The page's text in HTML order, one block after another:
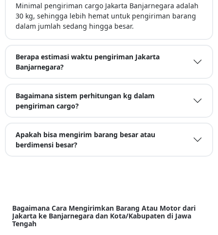
Minimal pengiriman cargo Jakarta Banjarnegara adalah
30 kg, sehingga lebih hemat untuk pengiriman barang
dalam jumlah sedang hingga besar.
Berapa estimasi waktu pengiriman Jakarta
Banjarnegara?
Bagaimana sistem perhitungan kg dalam
pengiriman cargo?
Apakah bisa mengirim barang besar atau
berdimensi besar?
Bagaimana Cara Mengirimkan Barang Atau Motor dari
Jakarta ke Banjarnegara dan Kota/Kabupaten di Jawa
Tengah